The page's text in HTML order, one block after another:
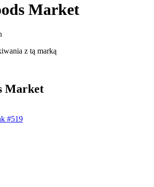
Market
z tą marką
Market
#519